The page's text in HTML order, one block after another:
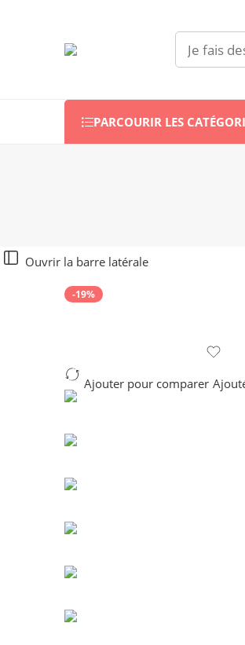
PARCOURIR LES
Ouvrir la barre latérale
-19%
Ajouter pour comparer